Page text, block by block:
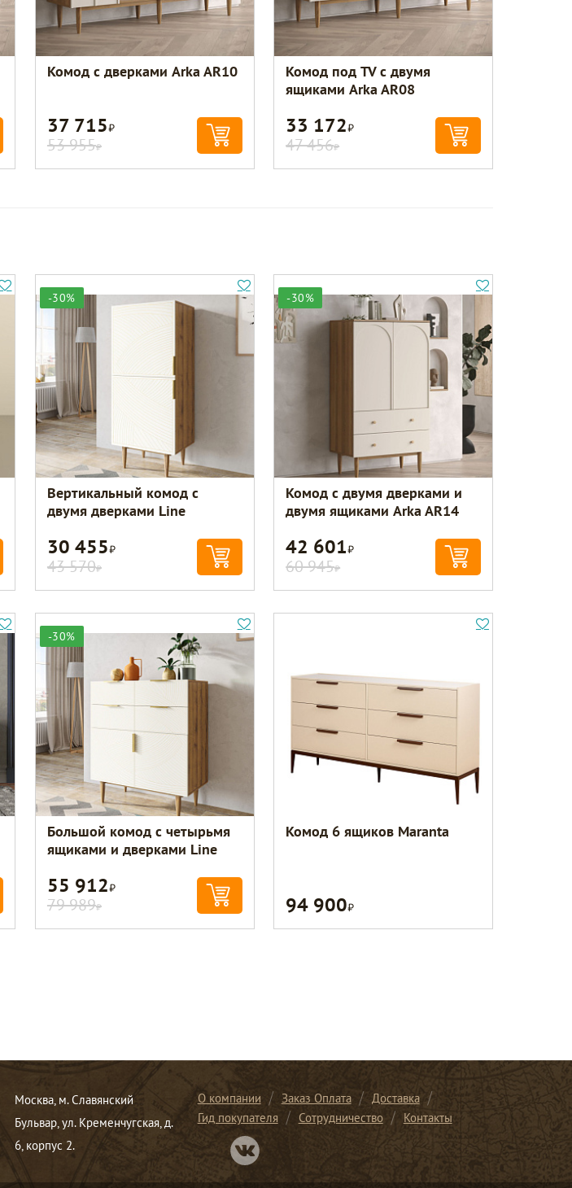
Комод с дверками Arka AR10
37 715Р
53 955Р
Комод под TV с двумя
ящиками Arka AR08
33 172Р
47 456Р
-30%
Вертикальный комод с
двумя дверками Line
30 455Р
43 570Р
-30%
Комод с двумя дверками и
двумя ящиками Arka AR14
42 601Р
60 945Р
-30%
Большой комод с четырьмя
ящиками и дверками Line
55 912Р
79 989Р
Комод 6 ящиков Maranta
94 900Р
Москва, м. Славянский
Бульвар, ул. Кременчугская, д.
6, корпус 2.
О компании Заказ Оплата
Доставка
Гид покупателя
Сотрудничество
Контакты
Перейти в нашу группу Вконтакте